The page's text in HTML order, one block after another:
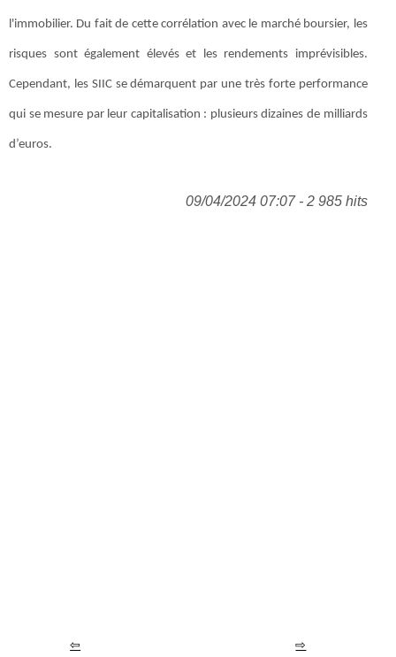
l'immobilier. Du fait de cette corrélation avec le marché boursier, les
risques sont également élevés et les rendements imprévisibles.
Cependant, les SIIC se démarquent par une très forte performance
qui se mesure par leur capitalisation : plusieurs dizaines de milliards
d’euros.
09/04/2024 07:07 - 2 985 hits